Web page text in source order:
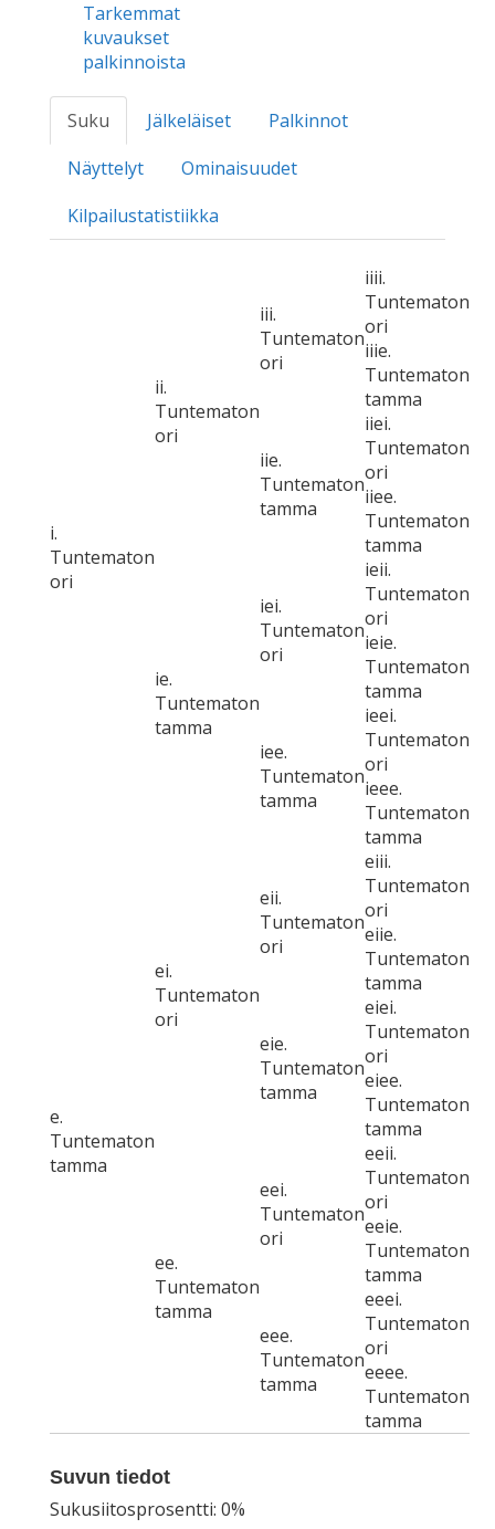
Tarkemmat
kuvaukset
palkinnoista
Suku Jälkeläiset
Palkinnot
Näyttelyt
Ominaisuudet
Kilpailustatistiikka
i.
Tuntematon
ori
ii.
Tuntematon
ori
iii.
Tuntematon
ori
iiii.
Tuntematon
ori
iiie.
Tuntematon
tamma
iie.
Tuntematon
tamma
iiei.
Tuntematon
ori
iiee.
Tuntematon
tamma
ie.
Tuntematon
tamma
iei.
Tuntematon
ori
ieii.
Tuntematon
ori
ieie.
Tuntematon
tamma
iee.
Tuntematon
tamma
ieei.
Tuntematon
ori
ieee.
Tuntematon
tamma
e.
Tuntematon
tamma
ei.
Tuntematon
ori
eii.
Tuntematon
ori
eiii.
Tuntematon
ori
eiie.
Tuntematon
tamma
eie.
Tuntematon
tamma
eiei.
Tuntematon
ori
eiee.
Tuntematon
tamma
ee.
Tuntematon
tamma
eei.
Tuntematon
ori
eeii.
Tuntematon
ori
eeie.
Tuntematon
tamma
eee.
Tuntematon
tamma
eeei.
Tuntematon
ori
eeee.
Tuntematon
tamma
Suvun tiedot
Sukusiitosprosentti: 0%